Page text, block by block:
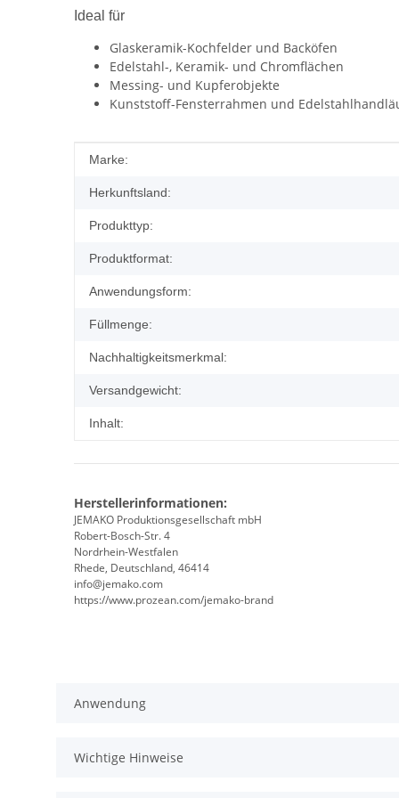
Ideal für
Glaskeramik-Kochfelder und Backöfen
Edelstahl-, Keramik- und Chromflächen
Messing- und Kupferobjekte
Kunststoff-Fensterrahmen und
Produkteigenschaft
Wert
Marke:
Herkunftsland:
Produkttyp:
Produktformat:
Anwendungsform:
Füllmenge:
Nachhaltigkeitsmerkmal:
Versandgewicht:
Inhalt:
Herstellerinformationen:
JEMAKO Produktionsgesellschaft mbH
Robert-Bosch-Str. 4
Nordrhein-Westfalen
Rhede, Deutschland, 46414
info@jemako.com
https://www.prozean.com/jemako-brand
Anwendung
Wichtige Hinweise